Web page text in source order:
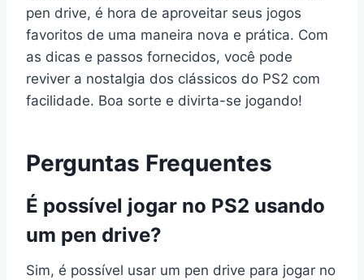
pen drive, é hora de aproveitar seus jogos
favoritos de uma maneira nova e prática. Com
as dicas e passos fornecidos, você pode
reviver a nostalgia dos clássicos do PS2 com
facilidade. Boa sorte e divirta-se jogando!
Perguntas Frequentes
É possível jogar no PS2 usando
um pen drive?
Sim, é possível usar um pen drive para jogar no